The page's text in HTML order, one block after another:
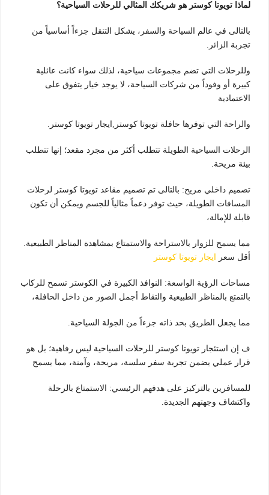
لماذا تويوتا كوستر هو شريكك المثالي للرحلات السياحية؟
بالتالى في عالم السياحة والسفر، يشكل التنقل جزءاً أساسياً من
تجربة الزائر.
وللرحلات التي تضم مجموعات سياحية، لذلك سواء كانت عائلية
كبيرة أو وفوداً من شركات السياحة، لا يوجد خيار يتفوق على
الاعتمادية
والراحة التي توفرها حافلة تويوتا كوستر,ايجار تويوتا كوستر.
الرحلات السياحية الطويلة تتطلب أكثر من مجرد مقعد؛ إنها تتطلب
بيئة مريحة.
تصميم داخلي مريح: بالتالى تم تصميم مقاعد تويوتا كوستر لرحلات
المسافات الطويلة، حيث توفر دعماً مثالياً للجسم ويمكن أن تكون
قابلة للإمالة،
مما يسمح للزوار بالاستراحة والاستمتاع بمشاهدة المناظر الطبيعية.
أقل سعر
ايجار تويوتا كوستر
مساحات الرؤية الواسعة: النوافذ الكبيرة في الكوستر تسمح للركاب
بالتمتع بالمناظر الطبيعية والتقاط أجمل الصور من داخل الحافلة،
مما يجعل الطريق بحد ذاته جزءاً من الجولة السياحية.
ف إن استئجار تويوتا كوستر للرحلات السياحية ليس رفاهية؛ بل هو
قرار عملي يضمن تجربة سفر سلسة، مريحة، وآمنة، مما يسمح
للمسافرين بالتركيز على هدفهم الرئيسي: الاستمتاع بالرحلة
واكتشاف وجهتهم الجديدة.